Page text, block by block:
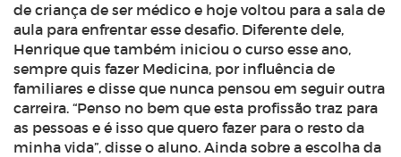
de criança de ser médico e hoje voltou para a sala de
aula para enfrentar esse desafio. Diferente dele,
Henrique que também iniciou o curso esse ano,
sempre quis fazer Medicina, por influência de
familiares e disse que nunca pensou em seguir outra
carreira. “Penso no bem que esta profissão traz para
as pessoas e é isso que quero fazer para o resto da
minha vida”, disse o aluno. Ainda sobre a escolha da